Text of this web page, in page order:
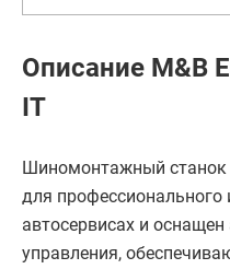
Описание M&B
IT
Шиномонтажный станок
для профессионального
автосервисах и
управления,